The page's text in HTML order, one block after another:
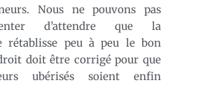
Nous ne pouvons pas
d’attendre que la
rétablisse peu à peu le bon
doit être corrigé pour que
ubérisés soient enfin